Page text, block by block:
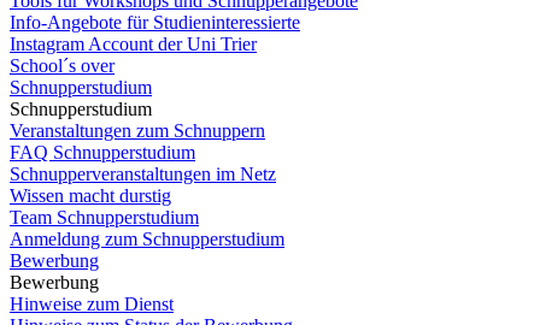
Info-Angebote für Studieninteressierte
Instagram Account der Uni Trier
School´s over
Schnupperstudium
Schnupperstudium
Veranstaltungen zum Schnuppern
FAQ Schnupperstudium
Schnupperveranstaltungen im Netz
Wissen macht durstig
Team Schnupperstudium
Anmeldung zum Schnupperstudium
Bewerbung
Bewerbung
Hinweise zum Dienst